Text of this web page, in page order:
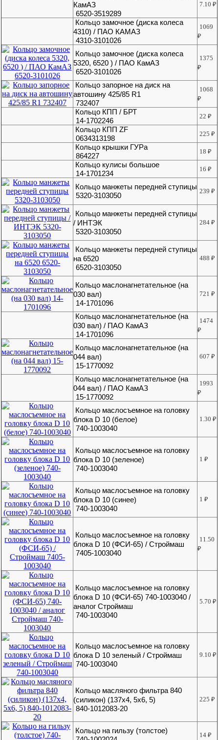
КамАЗ
6520-3519289
7.10₽
Кольцо замочное (диска колеса
4310) / ПАО КАМАЗ
4310-3101026
1069
₽
Кольцо замочное (диска колеса
5320, 6520 ) / ПАО КамАЗ
6520-3101026
1375
₽
Кольцо запорное на диск на
автошину 425/85 R1
732407
1068
₽
Кольцо КПП / БРТ
14-1702246
22₽
Кольцо КПП ZF
0634313198
225₽
Кольцо крышки ГУРа
864227
18₽
Кольцо кулисы большое
14-1701234
16₽
Кольцо манжеты передней ступицы
5320-3103050
239₽
Кольцо манжеты передней ступицы
/ ИНТЭК
5320-3103050
284₽
Кольцо манжеты передней ступицы
на 6520
6520-3103050
488₽
Кольцо маслонагнетательное (на
030 вал)
14-1701096
721₽
Кольцо маслонагнетательное (на
030 вал) / ПАО КамАЗ
14-1701096
1474
₽
Кольцо маслонагнетательное (на
044 вал)
15-1770092
607₽
Кольцо маслонагнетательное (на
044 вал) / ПАО КамАЗ
15-1770092
1993
₽
Кольцо маслосъемное на головку
блока D 10 (белое)
740-1003040
1.30₽
Кольцо маслосъемное на головку
блока D 10 (зеленое)
740-1003040
1₽
Кольцо маслосъемное на головку
блока D 10 (синее)
740-1003040
1₽
Кольцо маслосъемное на головку
блока D 10 (ФСИ-65) / Строймаш
7405-1003040
11.50
₽
Кольцо маслосъемное на головку
блока D 10 (ФСИ-65) 740-1003040 /
аналог Строймаш
740-1003040
5.70₽
Кольцо маслосъемное на головку
блока D 10 зеленый / Строймаш
740-1003040
9.10₽
Кольцо масляного фильтра 840
(силикон) (137х4, 5х6, 5)
840-1012083-20
225₽
Кольцо на гильзу (толстое)
14₽